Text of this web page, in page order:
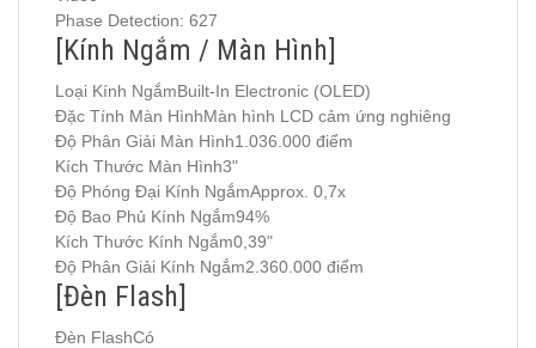
Phase Detection: 627
[Kính Ngắm / Màn Hình]
Loại Kính NgắmBuilt-In Electronic (OLED)
Đặc Tính Màn HìnhMàn hình LCD cảm ứng nghiêng
Độ Phân Giải Màn Hình1.036.000 điểm
Kích Thước Màn Hình3"
Độ Phóng Đại Kính NgắmApprox. 0,7x
Độ Bao Phủ Kính Ngắm94%
Kích Thước Kính Ngắm0,39"
Độ Phân Giải Kính Ngắm2.360.000 điểm
[Đèn Flash]
Đèn FlashCó